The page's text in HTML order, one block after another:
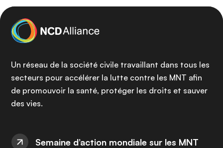
Un réseau de la société civile travaillant dans tous les
secteurs pour accélérer la lutte contre les MNT afin
de promouvoir la santé, protéger les droits et sauver
des vies.
Semaine d’action mondiale sur les MNT